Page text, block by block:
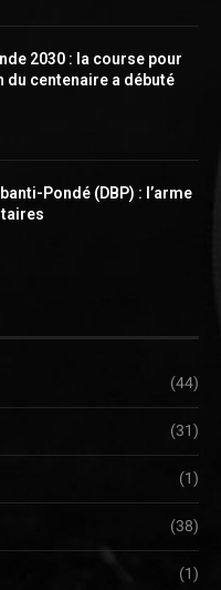
2030 : la course pour
du centenaire a débuté
Pondé (DBP) : l’arme
(44)
(31)
(1)
(38)
(1)